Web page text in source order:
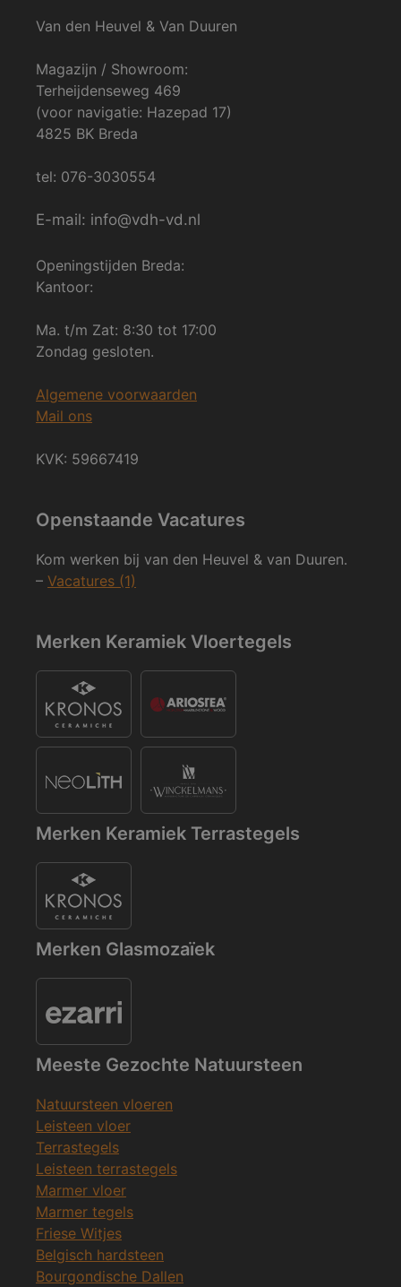
Van den Heuvel & Van Duuren
Magazijn / Showroom:
Terheijdenseweg 469
(voor navigatie: Hazepad 17)
4825 BK Breda
tel: 076-3030554
E-mail: info@vdh-vd.nl
Openingstijden Breda:
Kantoor:
Ma. t/m Zat: 8:30 tot 17:00
Zondag gesloten.
Algemene voorwaarden
Mail ons
KVK: 59667419
Openstaande Vacatures
Kom werken bij van den Heuvel & van Duuren.
– Vacatures (1)
Merken Keramiek Vloertegels
Merken Keramiek Terrastegels
Merken Glasmozaïek
Meeste Gezochte Natuursteen
Natuursteen vloeren
Leisteen vloer
Terrastegels
Leisteen terrastegels
Marmer vloer
Marmer tegels
Friese Witjes
Belgisch hardsteen
Bourgondische Dallen